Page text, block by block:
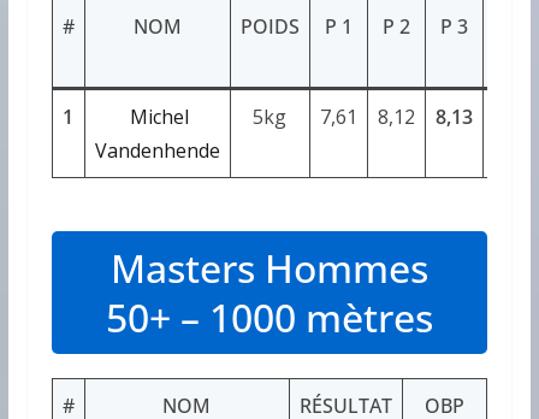
# NOM POIDS P 1 P 2 P 3
1
Michel
Vandenhende
5kg 7,61 8,12 8,13
Masters Hommes
50+ – 1000 mètres
# NOM RÉSULTAT OBP